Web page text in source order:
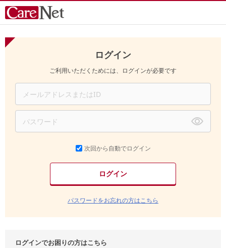
ログイン
ご利用いただくためには、ログインが必要です
次回から自動でログイン
パスワードをお忘れの方はこちら
ログインでお困りの方はこちら